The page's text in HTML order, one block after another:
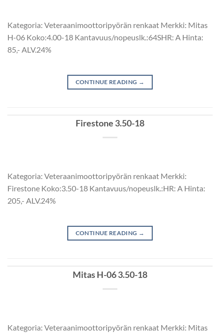
Kategoria: Veteraanimoottoripyörän renkaat Merkki: Mitas
H-06 Koko:4.00-18 Kantavuus/nopeuslk.:64SHR: A Hinta:
85,- ALV.24%
CONTINUE READING →
Firestone 3.50-18
Kategoria: Veteraanimoottoripyörän renkaat Merkki:
Firestone Koko:3.50-18 Kantavuus/nopeuslk.:HR: A Hinta:
205,- ALV.24%
CONTINUE READING →
Mitas H-06 3.50-18
Kategoria: Veteraanimoottoripyörän renkaat Merkki: Mitas